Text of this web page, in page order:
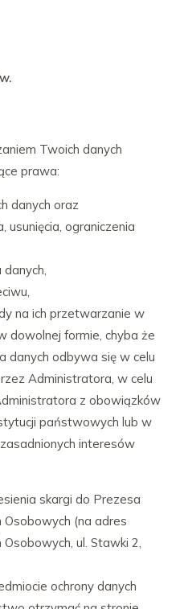
Twoich danych
prawa:
danych oraz
usunięcia, ograniczenia
na ich przetwarzanie w
dowolnej formie, chyba że
danych odbywa się w celu
Administratora, w celu
z obowiązków
państwowych lub w
interesów
skargi do Prezesa
Osobowych (na adres
Osobowych, ul. Stawki 2,
ochrony danych